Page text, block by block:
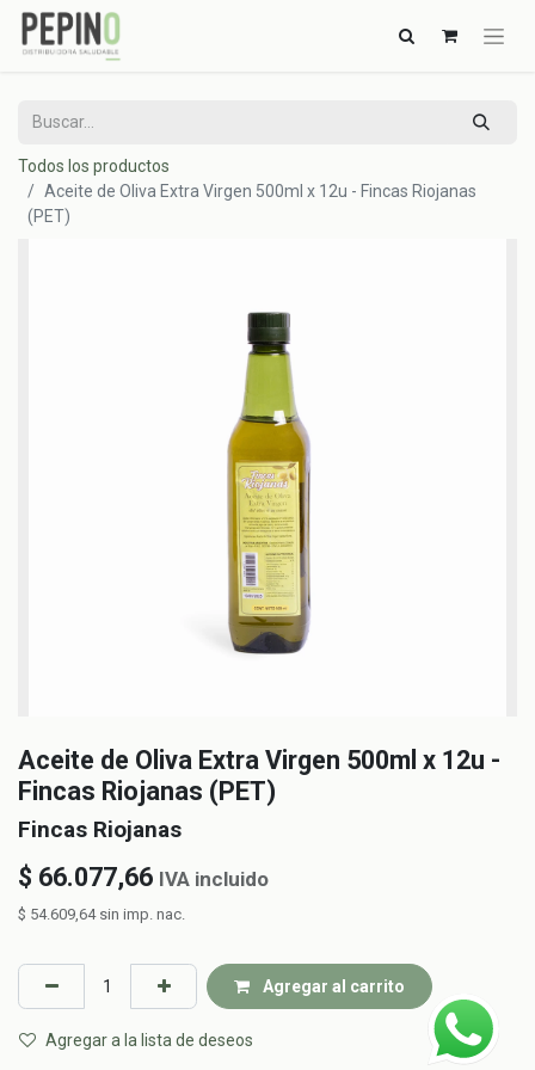
Todos los productos
Aceite de Oliva Extra Virgen 500ml x 12u - Fincas Riojanas
(PET)
Aceite de Oliva Extra Virgen 500ml x 12u -
Fincas Riojanas (PET)
Fincas Riojanas
$ 66.077,66 IVA incluido
$ 54.609,64 sin imp. nac.
Agregar al carrito
Agregar a la lista de deseos